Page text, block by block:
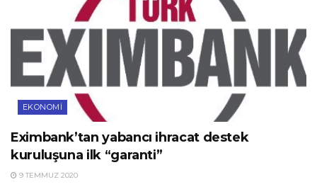
EKONOMI
Eximbank’tan yabancı ihracat destek
kuruluşuna ilk “garanti”
9 TEMMUZ 2020